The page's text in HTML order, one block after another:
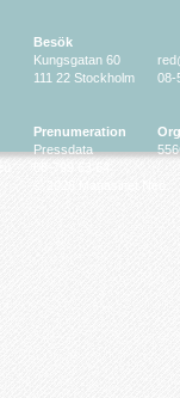
Besök
Kungsgatan 60
111 22 Stockholm
Prenumeration
Pressdata
08-